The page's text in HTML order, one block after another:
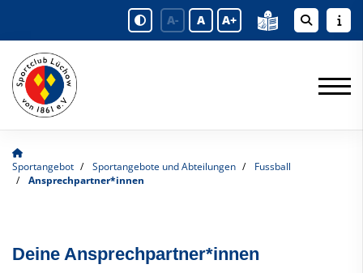
A- A A+
Sportangebot Sportangebote und Abteilungen
Fussball
Ansprechpartner*innen
Deine Ansprechpartner*innen